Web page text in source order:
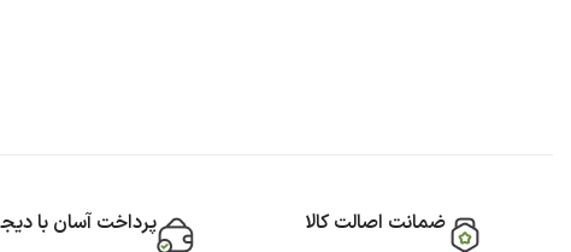
ضمانت اصالت کالا پرداخت آسان با